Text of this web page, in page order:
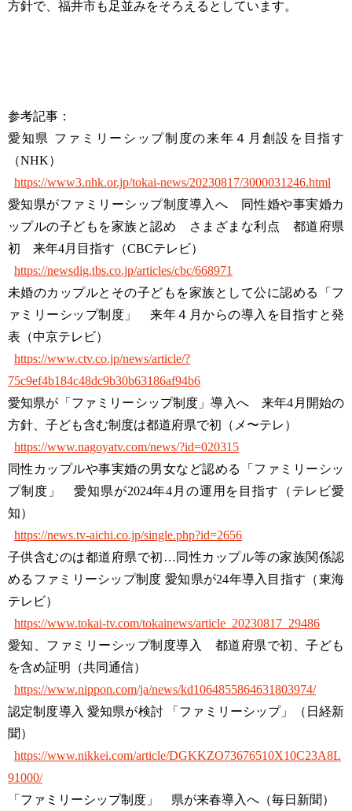
方針で、福井市も足並みをそろえるとしています。
参考記事：
愛知県 ファミリーシップ制度の来年４月創設を目指す
（NHK）
https://www3.nhk.or.jp/tokai-news/20230817/3000031246.html
愛知県がファミリーシップ制度導入へ 同性婚や事実婚カ
ップルの子どもを家族と認め さまざまな利点 都道府県
初 来年4月目指す（CBCテレビ）
https://newsdig.tbs.co.jp/articles/cbc/668971
未婚のカップルとその子どもを家族として公に認める「フ
ァミリーシップ制度」 来年４月からの導入を目指すと発
表（中京テレビ）
https://www.ctv.co.jp/news/article/?
75c9ef4b184c48dc9b30b63186af94b6
愛知県が「ファミリーシップ制度」導入へ 来年4月開始の
方針、子ども含む制度は都道府県で初（メ〜テレ）
https://www.nagoyatv.com/news/?id=020315
同性カップルや事実婚の男女など認める「ファミリーシッ
プ制度」 愛知県が2024年4月の運用を目指す（テレビ愛
知）
https://news.tv-aichi.co.jp/single.php?id=2656
子供含むのは都道府県で初…同性カップル等の家族関係認
めるファミリーシップ制度 愛知県が24年導入目指す（東海
テレビ）
https://www.tokai-tv.com/tokainews/article_20230817_29486
愛知、ファミリーシップ制度導入 都道府県で初、子ども
を含め証明（共同通信）
https://www.nippon.com/ja/news/kd1064855864631803974/
認定制度導入 愛知県が検討 「ファミリーシップ」（日経新
聞）
https://www.nikkei.com/article/DGKKZO73676510X10C23A8L
91000/
「ファミリーシップ制度」 県が来春導入へ（毎日新聞）